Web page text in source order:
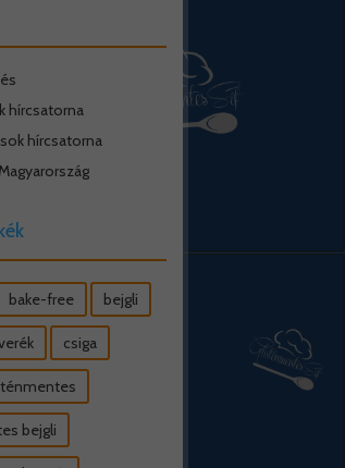
hírcsatorna
hírcsatorna
bake-free bejgli
csiga
bejgli